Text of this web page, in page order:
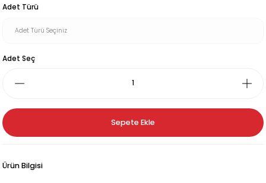
Adet Türü
Adet Seç
Sepete Ekle
Ürün Bilgisi